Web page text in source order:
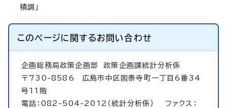
積調」
このページに関するお問い合わせ
企画総務局政策企画部政策企画課統計分析係
〒730-8586 広島市中区国泰寺町一丁目6番34
号11階
電話：082-504-2012（統計分析係） ファクス：